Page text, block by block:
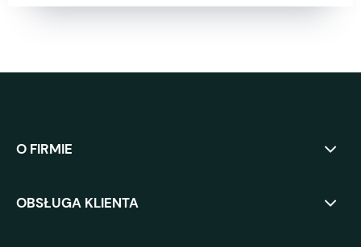
O FIRMIE
OBSŁUGA KLIENTA